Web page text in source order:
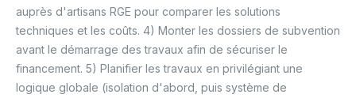
auprès d'artisans RGE pour comparer les solutions
techniques et les coûts. 4) Monter les dossiers de subvention
avant le démarrage des travaux afin de sécuriser le
financement. 5) Planifier les travaux en privilégiant une
logique globale (isolation d'abord, puis système de